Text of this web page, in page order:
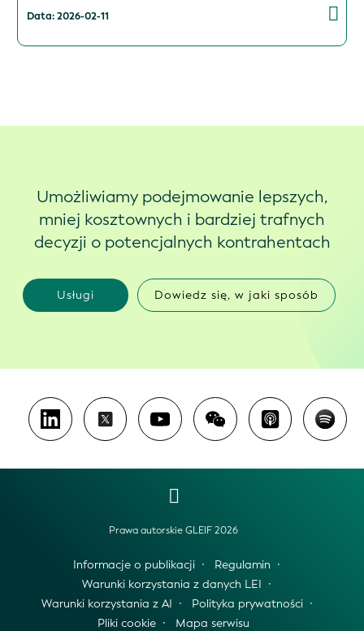
Data: 2026-02-11
Umożliwiamy podejmowanie lepszych,
mniej kosztownych i bardziej trafnych
decyzji o potencjalnych kontrahentach
Usługi Dowiedz się, w jaki sposób
Prawa autorskie GLEIF 2026
Informacje o publikacji
Regulamin
Warunki korzystania z danych LEI
Warunki korzystania z AI
Polityka prywatności
Pliki cookie
Mapa serwisu